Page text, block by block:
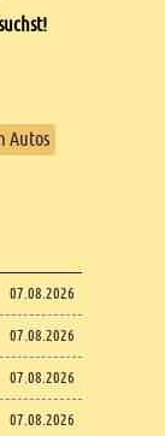
Autos
07.08.2026
07.08.2026
07.08.2026
07.08.2026